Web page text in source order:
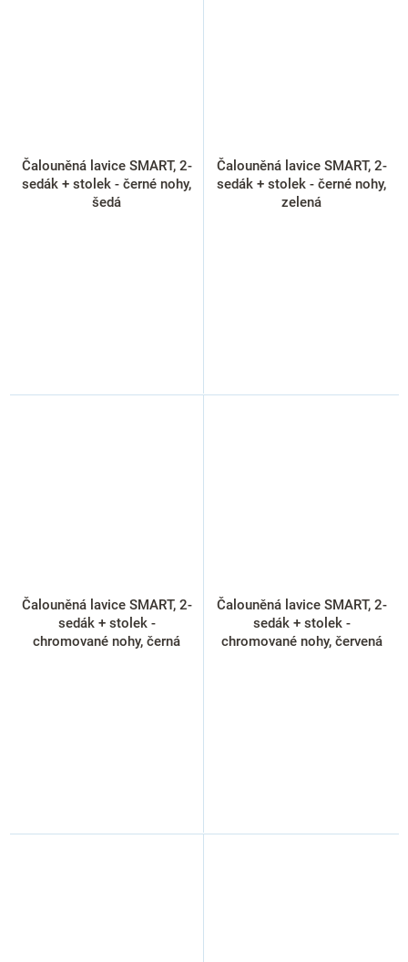
Čalouněná lavice SMART, 2-
sedák + stolek - černé nohy,
šedá
Čalouněná lavice SMART, 2-
sedák + stolek - černé nohy,
zelená
Čalouněná lavice SMART, 2-
sedák + stolek -
chromované nohy, černá
Čalouněná lavice SMART, 2-
sedák + stolek -
chromované nohy, červená